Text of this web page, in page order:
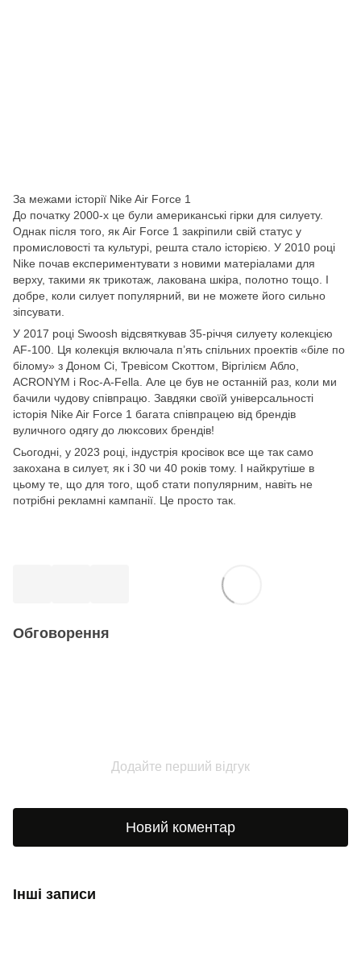
За межами історії Nike Air Force 1
До початку 2000-х це були американські гірки для силуету.
Однак після того, як Air Force 1 закріпили свій статус у
промисловості та культурі, решта стало історією. У 2010 році
Nike почав експериментувати з новими матеріалами для
верху, такими як трикотаж, лакована шкіра, полотно тощо. І
добре, коли силует популярний, ви не можете його сильно
зіпсувати.
У 2017 році Swoosh відсвяткував 35-річчя силуету колекцією
AF-100. Ця колекція включала п’ять спільних проектів «біле по
білому» з Доном Сі, Тревісом Скоттом, Віргілієм Абло,
ACRONYM і Roc-A-Fella. Але це був не останній раз, коли ми
бачили чудову співпрацю. Завдяки своїй універсальності
історія Nike Air Force 1 багата співпрацею від брендів
вуличного одягу до люксових брендів!
Сьогодні, у 2023 році, індустрія кросівок все ще так само
закохана в силует, як і 30 чи 40 років тому. І найкрутіше в
цьому те, що для того, щоб стати популярним, навіть не
потрібні рекламні кампанії. Це просто так.
Обговорення
Додайте перший відгук
Новий коментар
Інші записи